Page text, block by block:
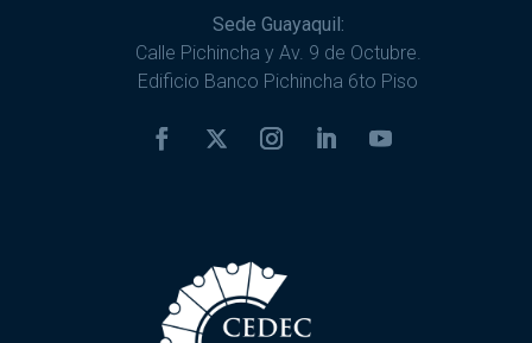
Sede Guayaquil:
Calle Pichincha y Av. 9 de Octubre.
Edificio Banco Pichincha 6to Piso